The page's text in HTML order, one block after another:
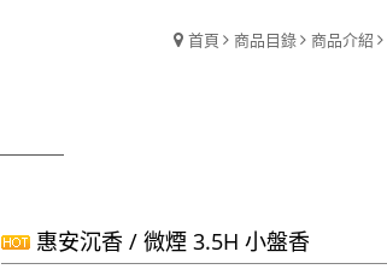
首頁 商品目錄 商品介紹
惠安沉香 / 微煙 3.5H 小盤香